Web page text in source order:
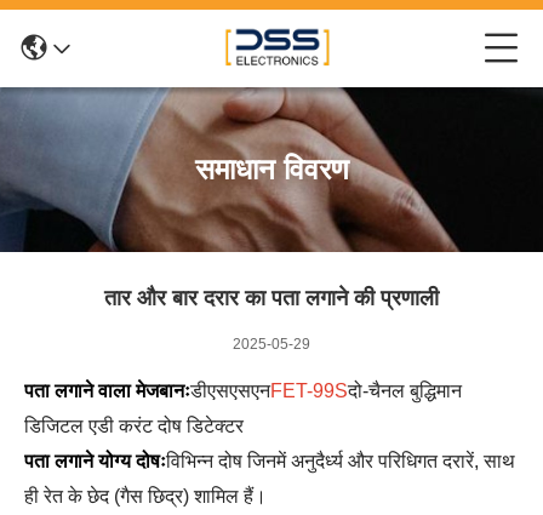
समाधान विवरण
तार और बार दरार का पता लगाने की प्रणाली
2025-05-29
पता लगाने वाला मेजबानःडीएसएसएनFET-99Sदो-चैनल बुद्धिमान
डिजिटल एडी करंट दोष डिटेक्टर
पता लगाने योग्य दोषःविभिन्न दोष जिनमें अनुदैर्ध्य और परिधिगत दरारें, साथ
ही रेत के छेद (गैस छिद्र) शामिल हैं।